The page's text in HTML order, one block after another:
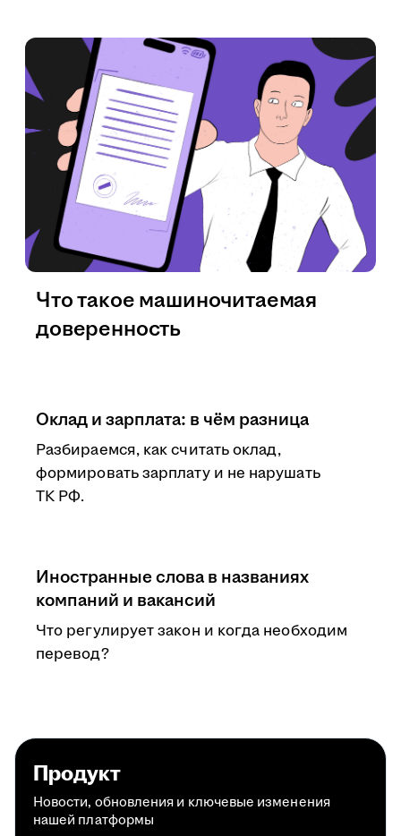
Оклад и зарплата: в чём разница
Разбираемся, как считать оклад,
формировать зарплату и не нарушать
ТК РФ.
Иностранные слова в названиях
компаний и вакансий
Что регулирует закон и когда необходим
перевод?
Что такое машиночитаемая
доверенность
Продукт
Новости, обновления и ключевые изменения
нашей платформы